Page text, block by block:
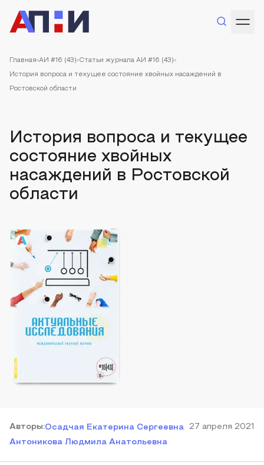
Главная АИ #16 (43) Статьи журнала АИ #16 (43)
История вопроса и текущее состояние хвойных насаждений в
Ростовской области
История вопроса и текущее
состояние хвойных
насаждений в Ростовской
области
Авторы:Осадчая Екатерина Сергеевна
Антоникова Людмила Анатольевна
27 апреля 2021